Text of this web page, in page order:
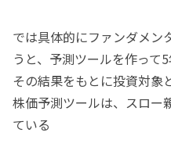
では具体的にファンダメン
うと、予測ツールを作って
その結果をもとに投資対象
株価予測ツールは、スロー
ている